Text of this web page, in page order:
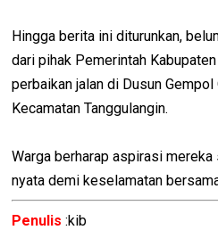
Hingga berita ini diturunkan,
dari pihak Pemerintah
perbaikan jalan di Dusun
Kecamatan Tanggulangin.
Warga berharap aspirasi
nyata demi keselamatan
Penulis :kib